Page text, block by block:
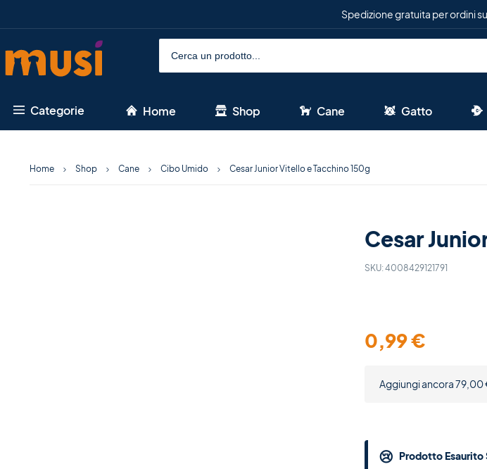
Spedizione gratuita per ordini
Categorie Home Shop Cane Gatto
Home Shop Cane Cibo Umido Cesar Junior Vitello e Tacchino 150g
Cesar
SKU:4008429121791
0,99€
Aggiungi ancora79,00
😢 Prodotto